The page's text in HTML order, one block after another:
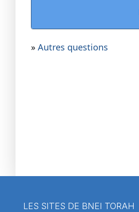
» Autres questions
LES SITES DE BNEI TORAH